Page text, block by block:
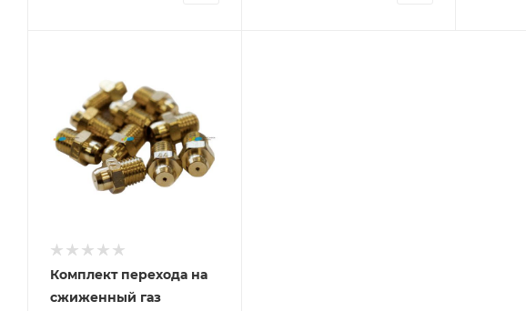
Комплект перехода на
сжиженный газ